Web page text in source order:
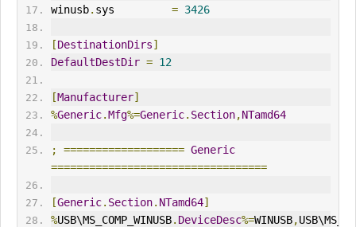
winusb. sys = 3426
[DestinationDirs]
DefaultDestDir = 12
[Manufacturer]
%Generic.Mfg%=Generic. Section,NTamd64
; =================== Generic
==================================
[Generic. Section. NTamd64]
%USB\MS_COMP_WINUSB. DeviceDesc%=WINUSB,